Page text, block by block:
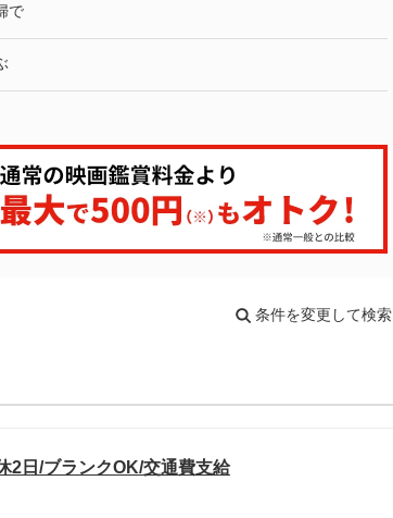
で
条件を変更して検索
2日/ブランクOK/交通費支給